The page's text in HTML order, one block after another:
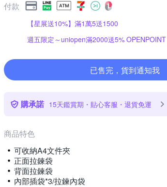
付款
【星展送10%】滿1萬5送1500
週五限定～uniopen滿2000送5% OPENPOINT
已售完，貨到通知我
購承諾 15天鑑賞期・貼心客服・退貨免運
商品特色
可收納A4文件夾
正面拉鍊袋
背面拉鍊袋
內部插袋*3/拉鍊內袋